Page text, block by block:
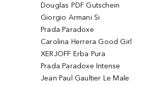
Douglas PDF Gutschein
Giorgio Armani Si
Prada Paradoxe
Carolina Herrera Good Girl
XERJOFF Erba Pura
Prada Paradoxe Intense
Jean Paul Gaultier Le Male